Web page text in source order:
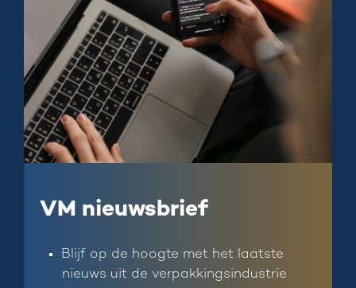
VM nieuwsbrief
Blijf op de hoogte met het laatste
nieuws uit de verpakkingsindustrie